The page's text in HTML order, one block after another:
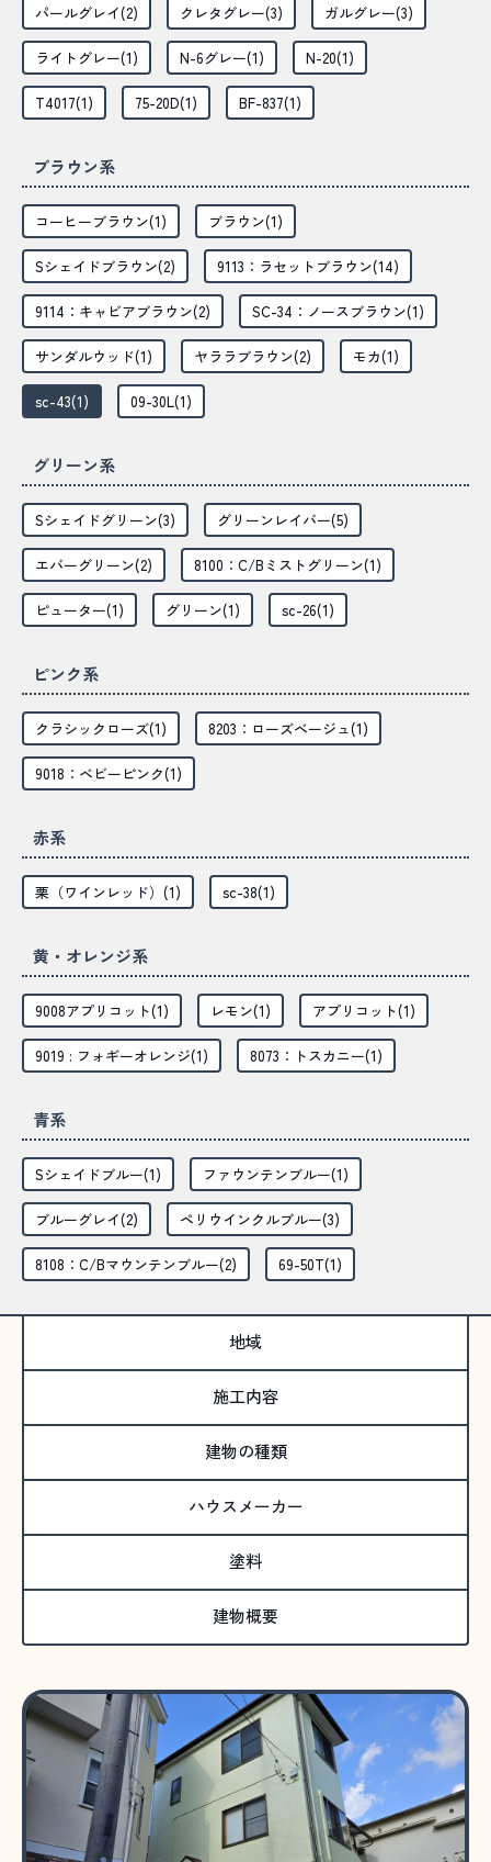
パールグレイ(2) クレタグレー(3) ガルグレー(3)
ライトグレー(1) N-6グレー(1) N-20(1)
T4017(1) 75-20D(1) BF-837(1)
ブラウン系
コーヒーブラウン(1) ブラウン(1)
Sシェイドブラウン(2) 9113：ラセットブラウン(14)
9114：キャビアブラウン(2) SC-34：ノースブラウン(1)
サンダルウッド(1) ヤララブラウン(2) モカ(1)
sc-43(1) 09-30L(1)
グリーン系
Sシェイドグリーン(3) グリーンレイバー(5)
エバーグリーン(2) 8100：C/Bミストグリーン(1)
ピューター(1) グリーン(1) sc-26(1)
ピンク系
クラシックローズ(1) 8203：ローズベージュ(1)
9018：ベビーピンク(1)
赤系
栗（ワインレッド）(1) sc-38(1)
黄・オレンジ系
9008アプリコット(1) レモン(1) アプリコット(1)
9019 : フォギーオレンジ(1) 8073：トスカニー(1)
青系
Sシェイドブルー(1) ファウンテンブルー(1)
ブルーグレイ(2) ペリウインクルブルー(3)
8108：C/Bマウンテンブルー(2) 69-50T(1)
地域
施工内容
建物の種類
ハウスメーカー
塗料
建物概要